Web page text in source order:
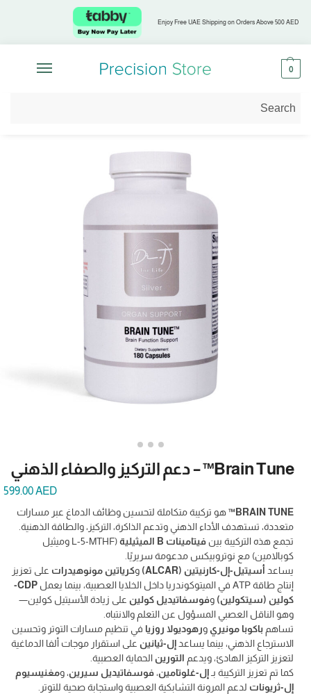
Enjoy Free UAE Shipping on Orders Above 500 AED
0
الرئيسية /
Brain Tune™ – دعم التركيز والصفاء الذهني
599.00AED
BRAIN TUNE™
هو تركيبة متكاملة لتحسين وظائف الدماغ عبر مسارات
متعددة، تستهدف الأداء الذهني وتدعم الذاكرة، التركيز، والطاقة الذهنية.
تجمع هذه التركيبة بين فيتامينات B الميثيلية
(L-5-MTHF وميثيل
كوبالامين) مع نوتروبيكس مدعومة سريريًا.
يساعد أسيتيل-إل-كارنيتين (ALCAR) وكرياتين مونوهيدرات على تعزيز
إنتاج طاقة ATP في الميتوكوندريا داخل الخلايا العصبية، بينما يعمل
CDP-
كولين (سيتكولين) وفوسفاتيديل كولين على زيادة الأسيتيل كولين—
وهو الناقل العصبي المسؤول عن التعلم والانتباه.
تساهم باكوبا مونيري ورهوديولا روزيا في تنظيم مسارات التوتر وتحسين
الاسترجاع الذهني، بينما يساعد إل-ثيانين على استقرار موجات ألفا الدماغية
لتعزيز التركيز الهادئ، ويدعم التورين الحماية العصبية.
كما تم تعزيز التركيبة بـ إل-غلوتامين،فوسفاتيديل سيرين، ومغنيسيوم
إل-ثريونات لدعم المرونة التشابكية العصبية واستجابة صحية للتوتر.